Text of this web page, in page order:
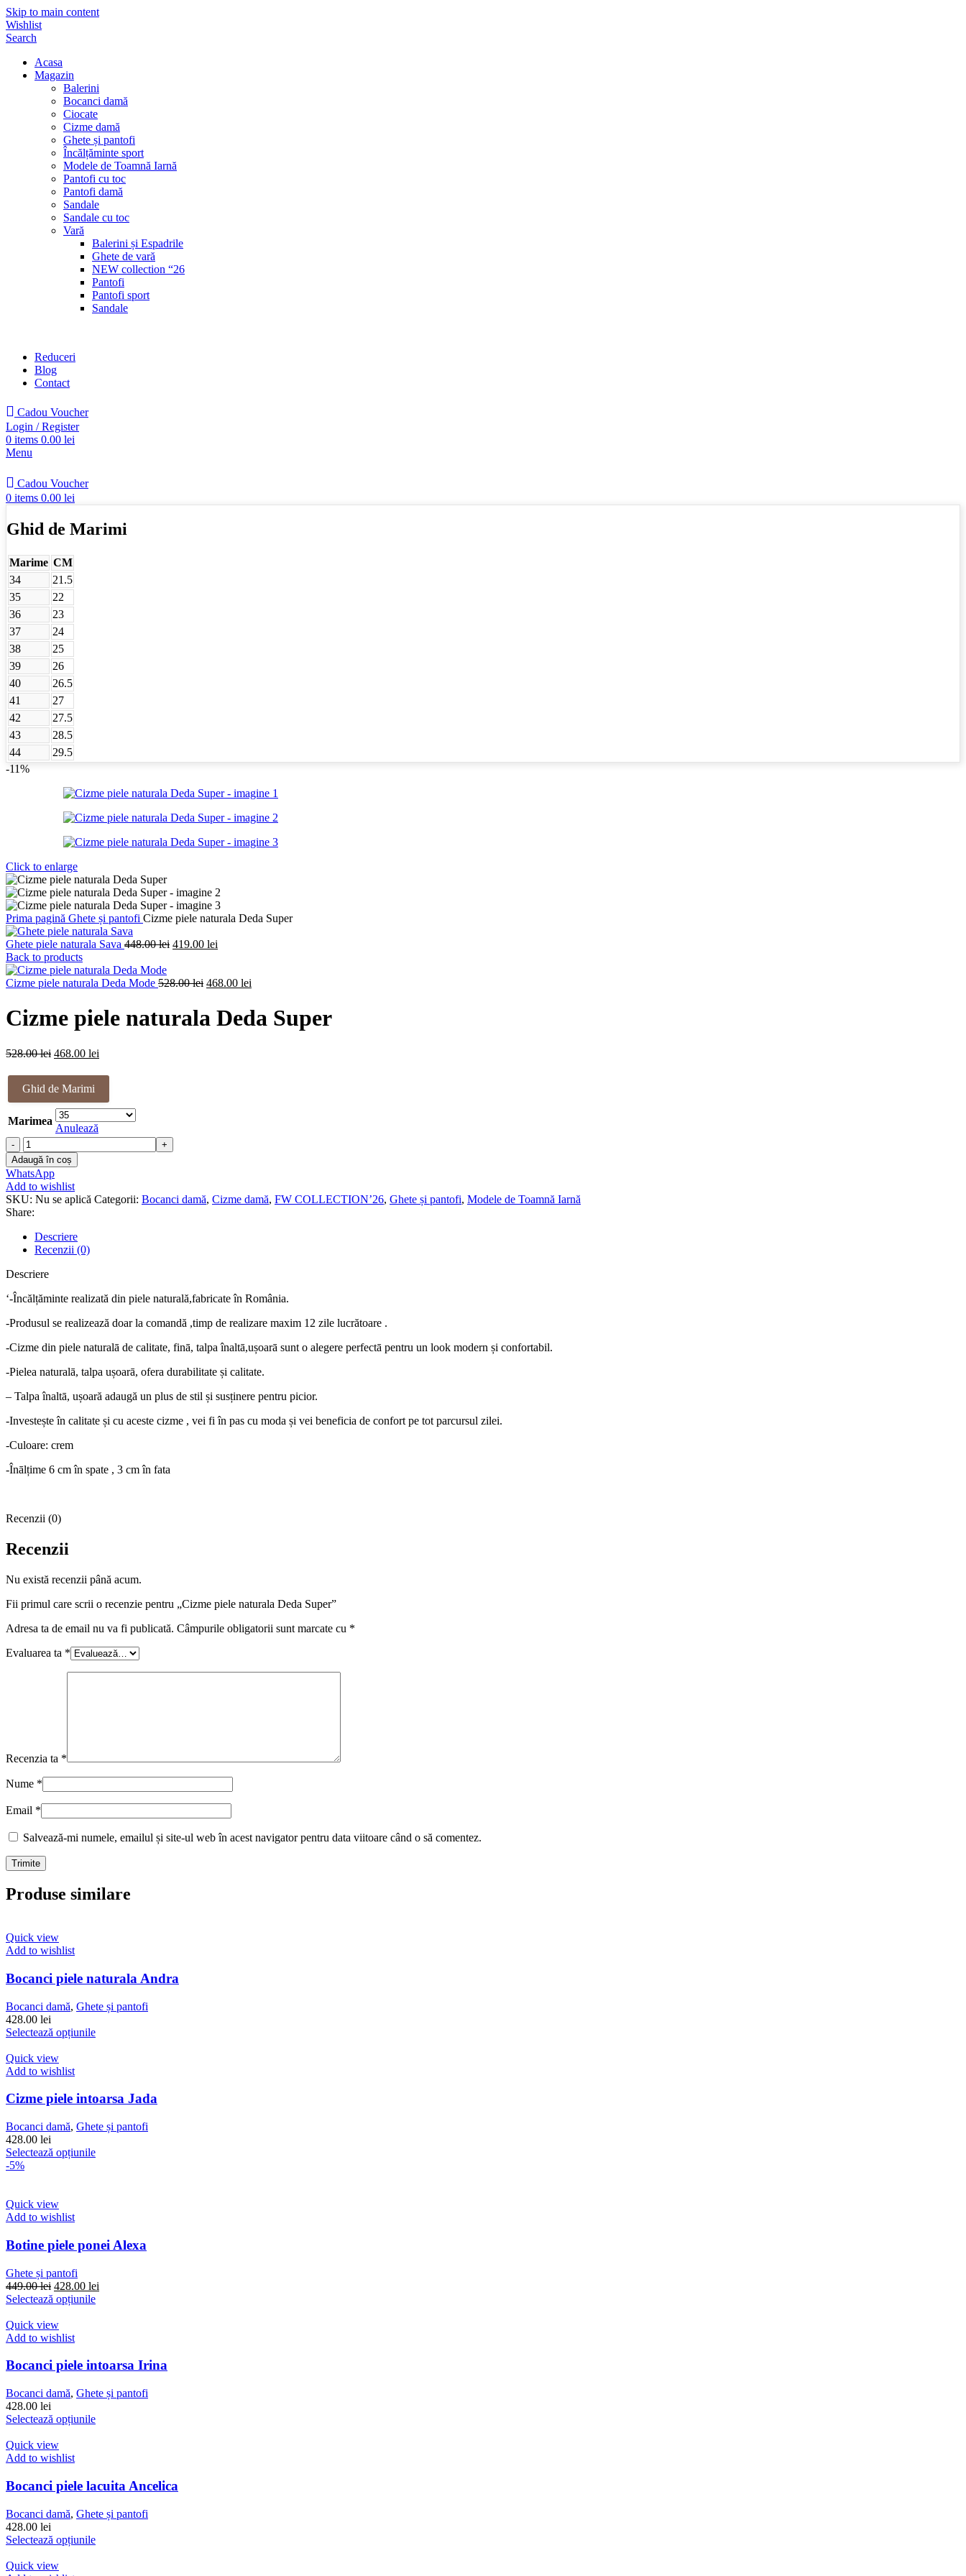
Skip to main content
Wishlist
Search
Acasa
Magazin
Balerini
Bocanci damă
Ciocate
Cizme damă
Ghete și pantofi
Încălțăminte sport
Modele de Toamnă Iarnă
Pantofi cu toc
Pantofi damă
Sandale
Sandale cu toc
Vară
Balerini și Espadrile
Ghete de vară
NEW collection “26
Pantofi
Pantofi sport
Sandale
Reduceri
Blog
Contact
Cadou Voucher
Login / Register
0 items 0.00 lei
Menu
Cadou Voucher
0 items 0.00 lei
Ghid de Marimi
Marime CM
34
21.5
35
22
36
23
37
24
38
25
39
26
40
26.5
41
27
42
27.5
43
28.5
44
29.5
-11%
Click to enlarge
Prima pagină Ghete și pantofi Cizme piele naturala Deda Super
Ghete piele naturala Sava 448.00lei Prețul
fost:
419.00 lei
419.00 lei.
Back to products
Cizme piele naturala Deda Mode 528.00lei Prețul
fost:
468.00 lei
este:
468.00 lei.
Cizme piele naturala Deda Super
528.00lei Prețul
a
fost:
528.00 lei.
468.00 lei
este:
Ghid de Marimi
Marimea
Anulează
Cantitate
Cizme
piele
naturala
Deda
Super
Adaugă în coș
WhatsApp
Add to wishlist
SKU: Nu se aplică Categorii: Bocanci damă, Cizme damă, FW COLLECTION’26, Ghete și pantofi, Modele de Toamnă Iarnă
Share:
Descriere
Recenzii (0)
Descriere
‘-Încălțăminte realizată din piele naturală,fabricate în România.
-Produsul se realizează doar la comandă ,timp de realizare maxim 12 zile lucrătoare .
-Cizme din piele naturalā de calitate, finā, talpa înaltā,ușoarā sunt o alegere perfectā pentru un look modern și confortabil.
-Pielea naturalā, talpa ușoarā, ofera durabilitate și calitate.
– Talpa înaltā, ușoară adaugă un plus de stil și susținere pentru picior.
-Investește în calitate și cu aceste cizme , vei fi în pas cu moda și vei beneficia de confort pe tot parcursul zilei.
-Culoare: crem
-Înālțime 6 cm în spate , 3 cm în fata
Recenzii (0)
Recenzii
Nu există recenzii până acum.
Fii primul care scrii o recenzie pentru „Cizme piele naturala Deda Super”
Adresa ta de email nu va fi publicată. Câmpurile obligatorii sunt marcate cu *
Evaluarea ta *
Recenzia ta *
Nume *
Email *
Salvează-mi numele, emailul și site-ul web în acest navigator pentru data viitoare când o să comentez.
Produse similare
Quick view
Add to wishlist
Bocanci piele naturala Andra
Bocanci damă, Ghete și pantofi
428.00 lei
Selectează opțiunileAcest
variații.
pot
fi
în
Quick view
Add to wishlist
Cizme piele intoarsa Jada
Bocanci damă, Ghete și pantofi
428.00 lei
Selectează opțiunileAcest
pot
fi
în
pagina
produsului.
-5%
Quick view
Add to wishlist
Botine piele ponei Alexa
Ghete și pantofi
449.00lei Prețul
inițial
fost:
449.00 lei.
428.00 lei
Selectează opțiunileAcest
variații.
pot
fi
în
Quick view
Add to wishlist
Bocanci piele intoarsa Irina
Bocanci damă, Ghete și pantofi
428.00 lei
Selectează opțiunileAcest
variații.
Opțiunile
pot
fi
în
Quick view
Add to wishlist
Bocanci piele lacuita Ancelica
Bocanci damă, Ghete și pantofi
428.00 lei
Selectează opțiunileAcest
Quick view